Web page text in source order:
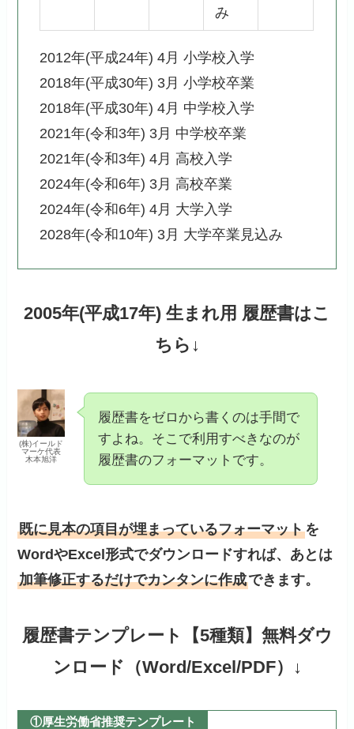
み
2012年(平成24年) 4月 小学校入学
2018年(平成30年) 3月 小学校卒業
2018年(平成30年) 4月 中学校入学
2021年(令和3年) 3月 中学校卒業
2021年(令和3年) 4月 高校入学
2024年(令和6年) 3月 高校卒業
2024年(令和6年) 4月 大学入学
2028年(令和10年) 3月 大学卒業見込み
2005年(平成17年) 生まれ用 履歴書はこ
ちら↓
(株)イールド
マーケ代表
木本旭洋
履歴書をゼロから書くのは手間で
すよね。そこで利用すべきなのが
履歴書のフォーマットです。
既に見本の項目が埋まっているフォーマットを
WordやExcel形式でダウンロードすれば、あとは
加筆修正するだけでカンタンに作成できます。
履歴書テンプレート【5種類】無料ダウ
ンロード（Word/Excel/PDF）↓
①厚生労働省推奨テンプレート